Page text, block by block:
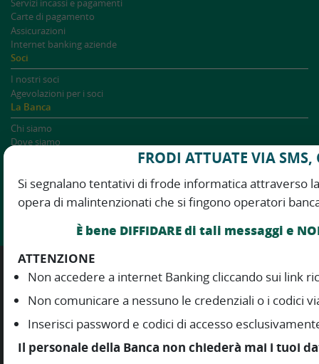
Servizi incassi e pagamenti
Carte di pagamento
Assicurazioni
Internet banking aziende
Soci
I nostri soci
Agevolazioni per i soci
La Banca
Chi siamo
Dove siamo
Whistleblowing
Numeri utili
Scrivici
Trasparenza Fogli informativi
Privacy
Accessibilità Internet Banking
Note legali
Reclami e soluz. controversie Open Banking
Consensi cookie:
Tecnici
Funzionali Esperienza utente
FRODI ATTUATE VIA SMS,
Si segnalano tentativi di frode informatica attraverso
opera di malintenzionati che si fingono operatori
È bene DIFFIDARE di tali messaggi e
ATTENZIONE
Non accedere a internet Banking cliccando sui link
Non comunicare a nessuno le credenziali o i codici
Inserisci password e codici di accesso
Il personale della Banca non chiederà mai i tuoi